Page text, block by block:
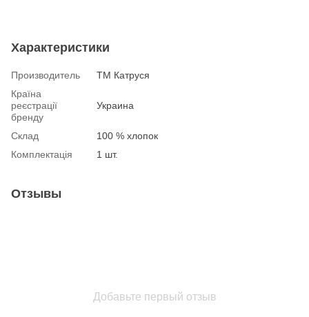
Характеристики
Производитель
ТМ Катруся
Країна
реєстрації
бренду
Украина
Склад
100 % хлопок
Комплектація
1 шт.
Отзывы
Добавьте первый отзыв